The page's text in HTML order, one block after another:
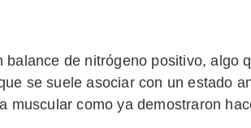
de nitrógeno positivo, algo
se suele asociar con un estado
muscular como ya demostraron